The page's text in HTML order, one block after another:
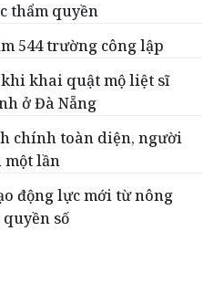
Nội khóa XVII: Xem xét
thẩm quyền
544 trường công lập
khai quật mộ liệt sĩ
ở Đà Nẵng
chính toàn diện, người
lần
động lực mới từ nông
số